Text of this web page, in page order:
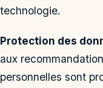
technologie.
Protection des
aux
personnelles sont